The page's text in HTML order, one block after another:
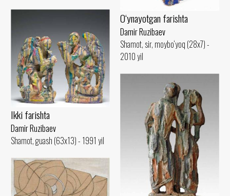
O‘ynayotgan farishta
Damir Ruzibaev
Shamot, sir, moybo‘yoq (28x7) -
2010 yil
Ikki farishta
Damir Ruzibaev
Shamot, guash (63x13) - 1991 yil